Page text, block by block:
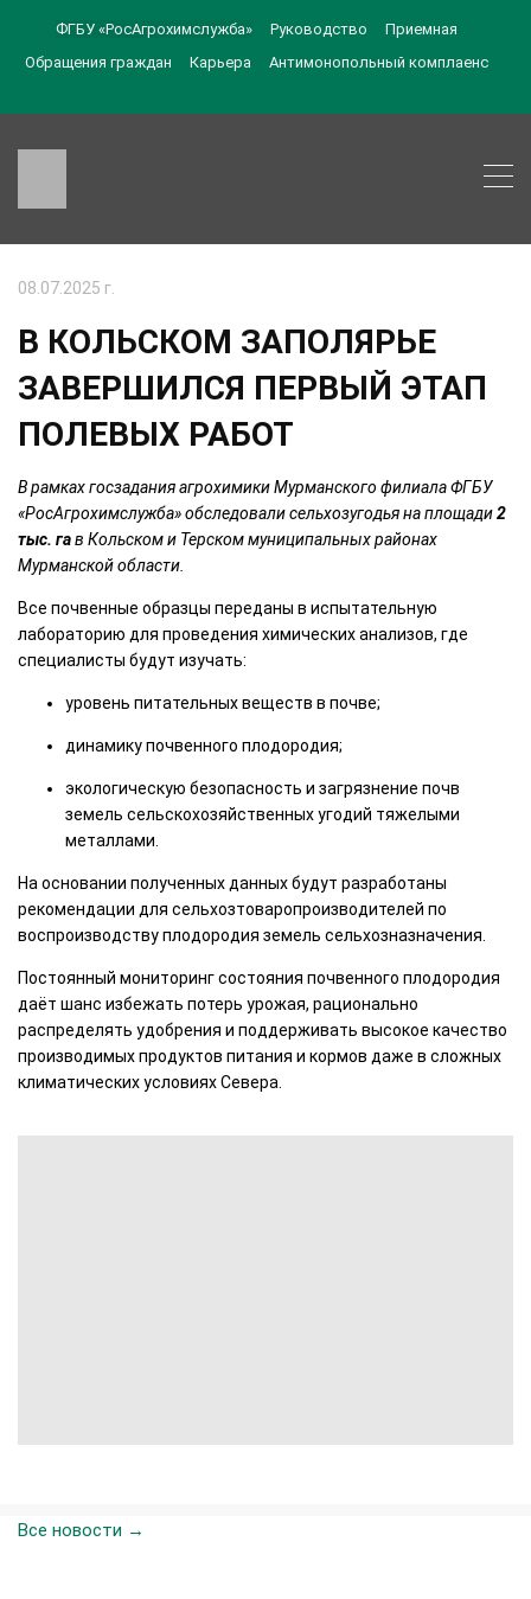
ФГБУ «РосАгрохимслужба» Руководство
Приемная
Обращения граждан
Карьера Антимонопольный комплаенс
08.07.2025 г.
В КОЛЬСКОМ ЗАПОЛЯРЬЕ
ЗАВЕРШИЛСЯ ПЕРВЫЙ ЭТАП
ПОЛЕВЫХ РАБОТ
В рамках госзадания агрохимики Мурманского филиала ФГБУ
«РосАгрохимслужба» обследовали сельхозугодья на площади2
тыс. гав Кольском и Терском муниципальных районах
Мурманской области.
Все почвенные образцы переданы в испытательную
лабораторию для проведения химических анализов, где
специалисты будут изучать:
уровень питательных веществ в почве;
динамику почвенного плодородия;
экологическую безопасность и загрязнение почв
земель сельскохозяйственных угодий тяжелыми
металлами.
На основании полученных данных будут разработаны
рекомендации для сельхозтоваропроизводителей по
воспроизводству плодородия земель сельхозназначения.
Постоянный мониторинг состояния почвенного плодородия
даёт шанс избежать потерь урожая, рационально
распределять удобрения и поддерживать высокое качество
производимых продуктов питания и кормов даже в сложных
климатических условиях Севера.
Все новости →